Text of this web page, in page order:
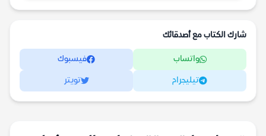
شارك الكتاب مع أصدقائك
واتساب فيسبوك
تيليجرام تويتر